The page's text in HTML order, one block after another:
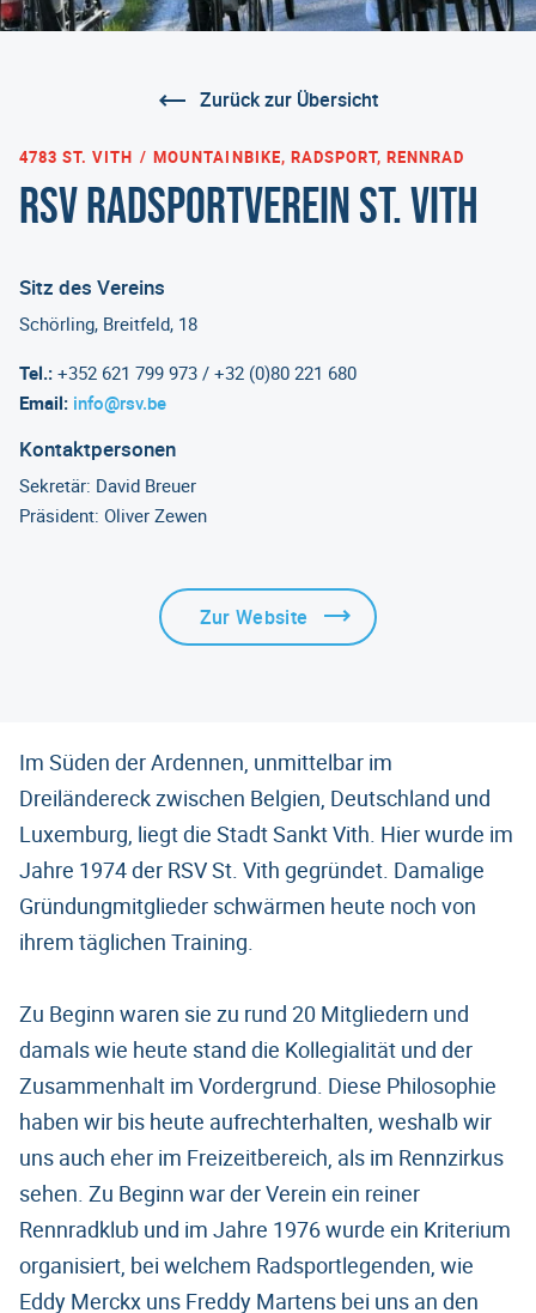
Zurück zur Übersicht
4783 ST. VITH MOUNTAINBIKE, RADSPORT, RENNRAD
RSV Radsportverein St. Vith
Sitz des Vereins
Schörling, Breitfeld, 18
Tel.: +352 621 799 973 / +32 (0)80 221 680
Email: info@rsv.be
Kontaktpersonen
Sekretär: David Breuer
Präsident: Oliver Zewen
Zur Website
Im Süden der Ardennen, unmittelbar im
Dreiländereck zwischen Belgien, Deutschland und
Luxemburg, liegt die Stadt Sankt Vith. Hier wurde im
Jahre 1974 der RSV St. Vith gegründet. Damalige
Gründungmitglieder schwärmen heute noch von
ihrem täglichen Training.
Zu Beginn waren sie zu rund 20 Mitgliedern und
damals wie heute stand die Kollegialität und der
Zusammenhalt im Vordergrund. Diese Philosophie
haben wir bis heute aufrechterhalten, weshalb wir
uns auch eher im Freizeitbereich, als im Rennzirkus
sehen. Zu Beginn war der Verein ein reiner
Rennradklub und im Jahre 1976 wurde ein Kriterium
organisiert, bei welchem Radsportlegenden, wie
Eddy Merckx uns Freddy Martens bei uns an den